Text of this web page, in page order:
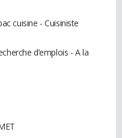
cuisine - Cuisiniste
d’emplois - A la